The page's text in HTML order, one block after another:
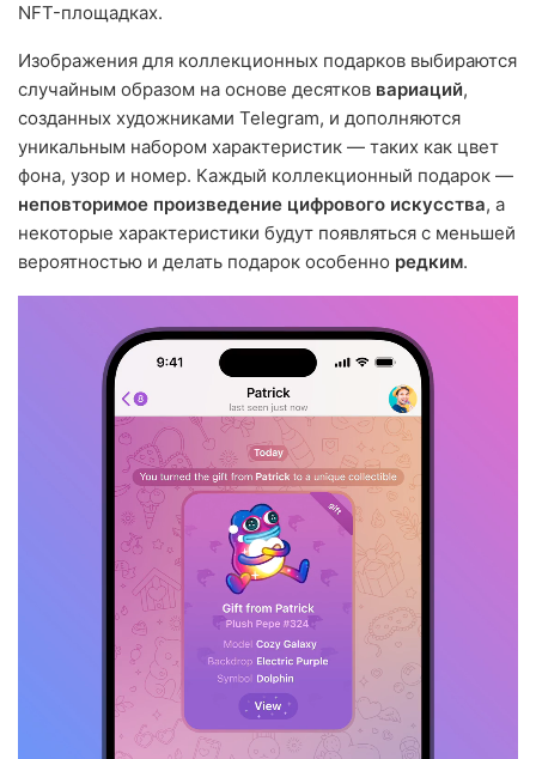
NFT-площадках.
Изображения для коллекционных подарков выбираются
случайным образом на основе десятков вариаций,
созданных художниками Telegram, и дополняются
уникальным набором характеристик — таких как цвет
фона, узор и номер. Каждый коллекционный подарок —
неповторимое произведение цифрового искусства, а
некоторые характеристики будут появляться с меньшей
вероятностью и делать подарок особенно редким.